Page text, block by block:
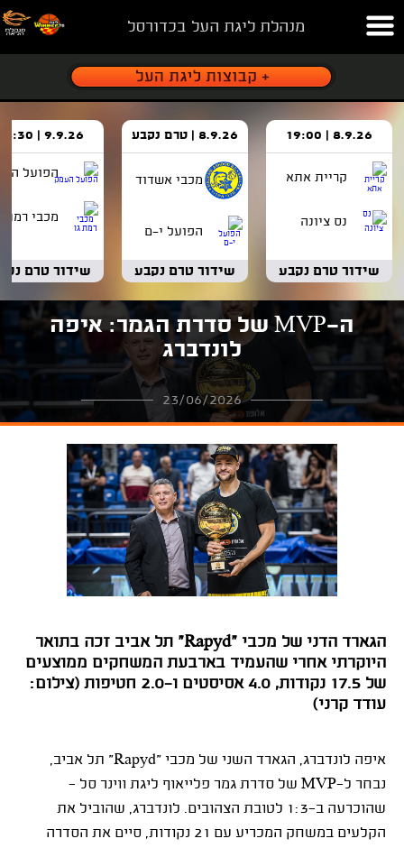
מנהלת ליגת העל בכדורסל
8.9.26 | 19:00
קריית אתא
נס ציונה
שידור טרם נקבע
8.9.26 | טרם נקבע
מכבי אשדוד
הפועל י-ם
שידור טרם נקבע
9.9.26 | 18:30
הפועל
מכבי רמת
שידור טרם
ה-MVP של סדרת הגמר: איפה
לונדברג
23/06/2026
הגארד הדני של מכבי "Rapyd" תל אביב זכה בתואר
היוקרתי אחרי שהעמיד בארבעת המשחקים ממוצעים
של 17.5 נקודות, 4.0 אסיסטים ו-2.0 חטיפות (צילום:
עודד קרני)
איפה לונדברג, הגארד השני של מכבי "Rapyd" תל אביב,
נבחר ל-MVP של סדרת גמר פלייאוף ליגת ווינר סל -
שהוכרעה ב-1:3 לטובת הצהובים. לונדברג, שהוביל את
הקלעים במשחק המכריע עם 21 נקודות, סיים את הסדרה